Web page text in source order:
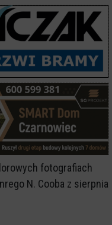
fotografiach
N. Cooba z sierpnia